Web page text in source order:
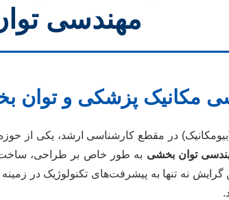
مهندسی
مکانیک پزشکی و توان
در مقطع کارشناسی ارشد، یکی از
توان بخشی به طور خاص بر طراحی، ساخت و
نه تنها به پیشرفت‌های تکنولوژیک در